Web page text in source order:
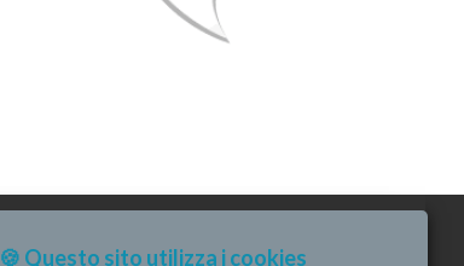
🍪 Questo sito utilizza i cookies